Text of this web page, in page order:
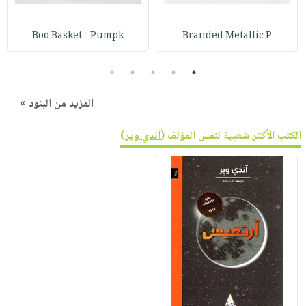
Branded Metallic P
Boo Basket - Pumpk
1
2
3
4
5
المزيد من البنود »
الكتب الأكثر شعبية لنفس المؤلف (آندي وير)